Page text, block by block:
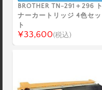
BROTHER TN-291＋296 ト
ナーカートリッジ 4色セッ
ト
¥33,600(税込)